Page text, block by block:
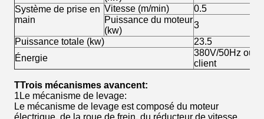
Système de prise en
main
Vitesse (m/min)
0.5
Puissance du moteur
(kw)
3
Puissance totale (kw)
23.5
Énergie
380V/50Hz ou
client
TTrois mécanismes avancent:
1Le mécanisme de levage:
Le mécanisme de levage est composé du moteur
électrique, de la roue de frein, du réducteur de vitesse,